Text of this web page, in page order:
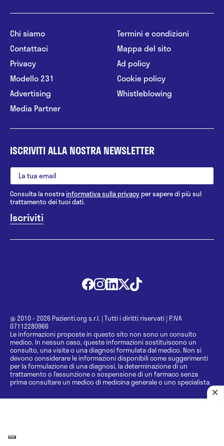
Chi siamo
Contattaci
Privacy
Modello 231
Advertising
Media Partner
Termini e condizioni
Mappa del sito
Ad policy
Cookie policy
Whistleblowing
ISCRIVITI ALLA NOSTRA NEWSLETTER
Consulta la nostrainformativa sulla privacy per sapere di più sul
trattamento dei tuoi dati.
@ 2010 - 2026 Pazienti.org s.r.l. | Tutti i diritti riservati | P.IVA
07112280966
Le informazioni proposte in questo sito non sono un consulto
medico. In nessun caso, queste informazioni sostituiscono un
consulto, una visita o una diagnosi formulata dal medico. Non si
devono considerare le informazioni disponibili come suggerimenti
per la formulazione di una diagnosi, la determinazione di un
trattamento o l’assunzione o sospensione di un farmaco senza
prima consultare un medico di medicina generale o uno specialista.